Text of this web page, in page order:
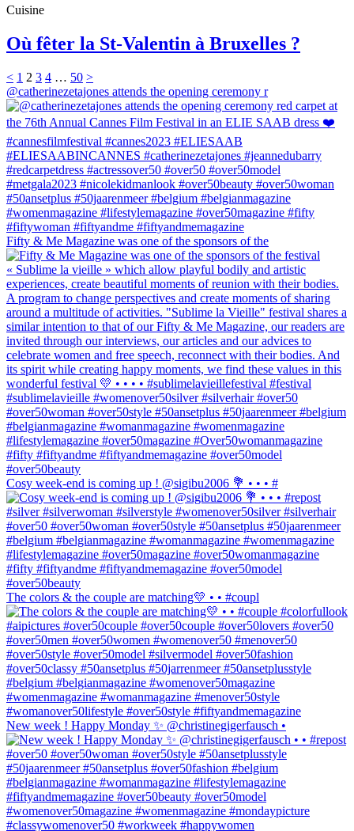
Cuisine
Où fêter la St-Valentin à Bruxelles ?
< 1 2 3 4 … 50 >
@catherinezetajones attends the opening ceremony r
Fifty & Me Magazine was one of the sponsors of the
Cosy week-end is coming up ! @sigibu2006 💐 • • • #
The colors & the couple are matching💛 • • #coupl
New week ! Happy Monday ✨ @christinegigerfausch •